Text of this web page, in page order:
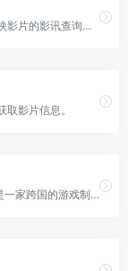
豆瓣电影提供最新的电影介绍及评论包括上映影片的影讯查询及购票服务。你可以记录想看、在看和看过的电影电视剧，顺便打分、写影评。根据你的口味，豆瓣电影会推荐好电影给你。
影片信息。
育碧娱乐软件公司(Ubisoft Entertainment)是一家跨国的游戏制作、发行和代销商。作为多媒体工业的佼佼者，其广泛的业务稳步扩展，在和各老牌游戏公司合作的基础上，也在不断推出独特的产品，加强自己在国际市场上的影响力。